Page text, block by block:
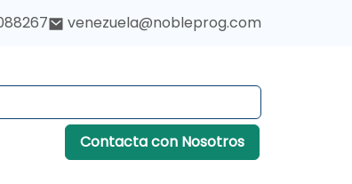
venezuela@nobleprog.com
Contacta con Nosotros